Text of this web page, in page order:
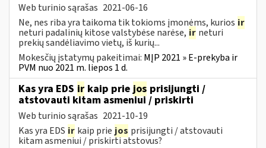
Web turinio sąrašas 2021-06-16
Ne, nes riba yra taikoma tik tokioms įmonėms, kurios ir
neturi padalinių kitose valstybėse narėse, ir neturi
prekių sandėliavimo vietų, iš kurių...
Mokesčių įstatymų pakeitimai: MĮP 2021 » E-prekyba ir
PVM nuo 2021 m. liepos 1 d.
Kas yra EDS ir kaip prie jos prisijungti /
atstovauti kitam asmeniui / priskirti
Web turinio sąrašas 2021-10-19
Kas yra EDS ir kaip prie jos prisijungti / atstovauti
kitam asmeniui / priskirti atstovus?